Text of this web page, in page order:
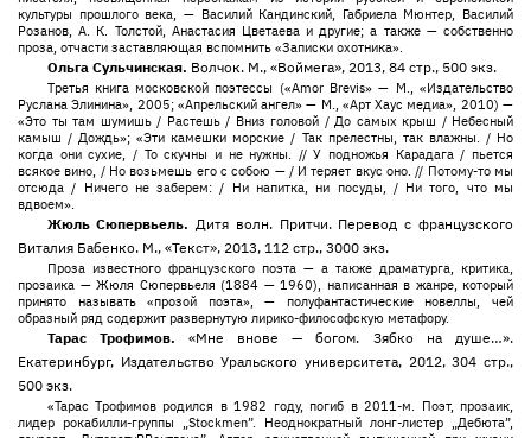
культуры прошлого века, — Василий Кандинский, Габриела Мюнтер, Василий
Розанов, А. К. Толстой, Анастасия Цветаева и другие; а также — собственно
проза, отчасти заставляющая вспомнить «Записки охотника».
Ольга Сульчинская. Волчок. М., «Воймега», 2013, 84 стр., 500 экз.
Третья книга московской поэтессы («Amor Brevis» — М., «Издательство
Руслана Элинина», 2005; «Апрельский ангел» — М., «Арт Хаус медиа», 2010) —
«Это ты там шумишь / Растешь / Вниз головой / До самых крыш / Небесный
камыш / Дождь»; «Эти камешки морские / Так прелестны, так влажны. / Но
когда они сухие, / То скучны и не нужны. // У подножья Карадага / пьется
всякое вино, / Но возьмешь его с собою — / И теряет вкус оно. // Потому-то мы
отсюда / Ничего не заберем: / Ни напитка, ни посуды, / Ни того, что мы
вдвоем».
Жюль Сюпервьель.Дитя волн. Притчи. Перевод с французского
Виталия Бабенко. М., «Текст», 2013, 112 стр., 3000 экз.
Проза известного французского поэта — а также драматурга, критика,
прозаика — Жюля Сюпервьеля (1884 — 1960), написанная в жанре, который
принято называть «прозой поэта», — полуфантастические новеллы, чей
образный ряд содержит развернутую лирико-философскую метафору.
Тарас Трофимов. «Мне внове — богом. Зябко на душе…».
Екатеринбург, Издательство Уральского университета, 2012, 304 стр.,
500 экз.
«Тарас Трофимов родился в 1982 году, погиб в 2011-м. Поэт, прозаик,
лидер рокабилли-группы „Stockmen”. Неоднократный лонг-листер „Дебюта”,